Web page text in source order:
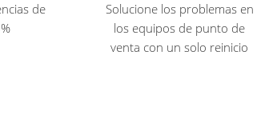
de
Solucione los problemas en
los equipos de punto de
venta con un solo reinicio